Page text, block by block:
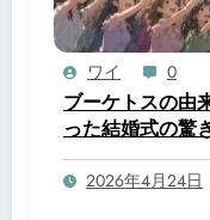
ワイ 0
ブーケトスの由
った結婚式の驚
2026年4月24日